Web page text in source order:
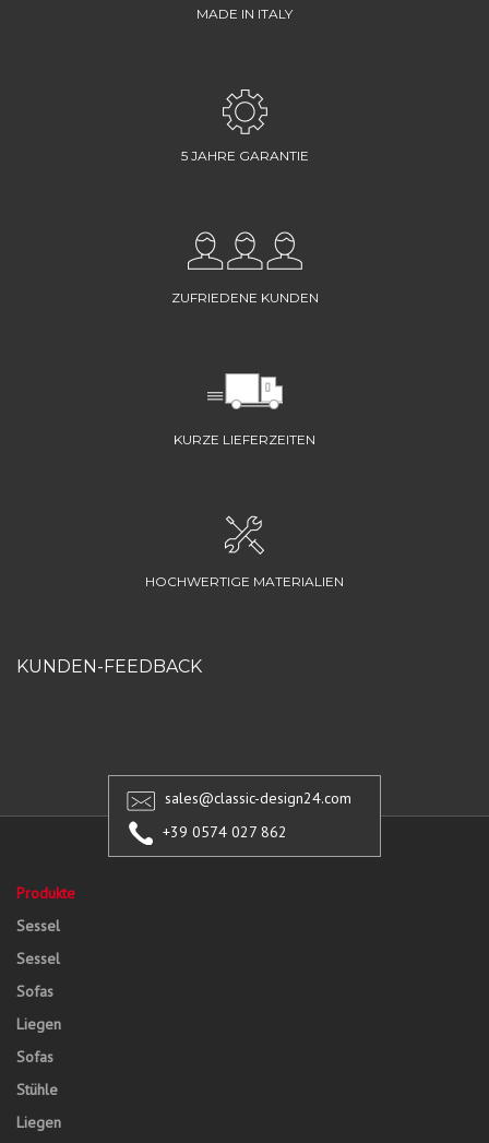
MADE IN ITALY
5 JAHRE GARANTIE
ZUFRIEDENE KUNDEN
KURZE LIEFERZEITEN
HOCHWERTIGE MATERIALIEN
KUNDEN-FEEDBACK
sales@classic-design24.com
+39 0574 027 862
Produkte
Sessel
Sessel
Sofas
Liegen
Sofas
Stühle
Liegen